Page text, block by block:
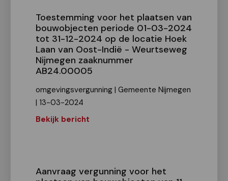
Toestemming voor het plaatsen van
bouwobjecten periode 01-03-2024
tot 31-12-2024 op de locatie Hoek
Laan van Oost-Indië - Weurtseweg
Nijmegen zaaknummer
AB24.00005
omgevingsvergunning | Gemeente Nijmegen
| 13-03-2024
Bekijk bericht
Aanvraag vergunning voor het